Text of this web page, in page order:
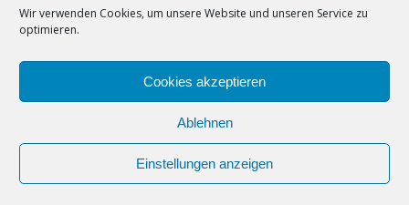
Wir verwenden Cookies, um unsere Website und unseren Service zu
optimieren.
Cookies akzeptieren
Ablehnen
Einstellungen anzeigen
Hochbeete am JUZ Eggerscheidt
Feuerwehr: Waldbrandbekämpfung in Spanien